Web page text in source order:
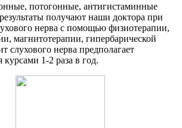
потогонные, антигистаминные
получают наши доктора при
нерва с помощью физиотерапии,
магнитотерапии, гипербарической
слухового нерва предполагает
курсами 1-2 раза в год.